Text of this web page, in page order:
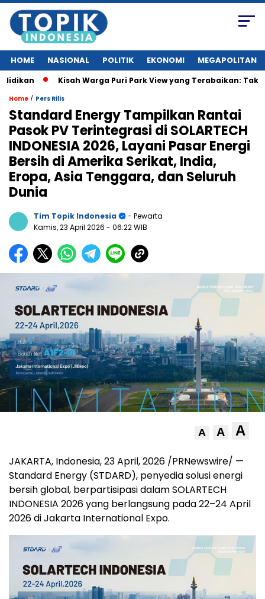
HOME NASIONAL POLITIK EKONOMI MEGAPOLITAN
Kisah Warga Puri Park View yang Terabaikan: Tak Punya
Home / Pers Rilis
Standard Energy Tampilkan Rantai
Pasok PV Terintegrasi di SOLARTECH
INDONESIA 2026, Layani Pasar Energi
Bersih di Amerika Serikat, India,
Eropa, Asia Tenggara, dan Seluruh
Dunia
Tim Topik Indonesia
- Pewarta
Kamis, 23 April 2026 - 06:22 WIB
A A A
JAKARTA, Indonesia,23 April, 2026 /PRNewswire/ —
Standard Energy (STDARD), penyedia solusi energi
bersih global, berpartisipasi dalam SOLARTECH
INDONESIA 2026 yang berlangsung pada 22–24 April
2026 di Jakarta International Expo.